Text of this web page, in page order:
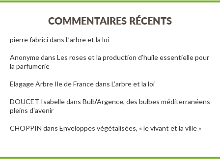
COMMENTAIRES RÉCENTS
pierre fabricidans L’arbre et la loi
Anonymedans Les roses et la production d’huile essentielle pour
la parfumerie
Elagage Arbre Ile de Francedans L’arbre et la loi
DOUCET Isabelledans Bulb'Argence, des bulbes méditerranéens
pleins d'avenir
CHOPPIN dans Enveloppes végétalisées, « le vivant et la ville »